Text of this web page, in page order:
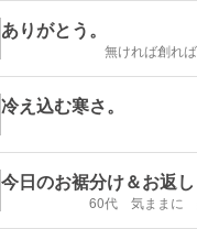
ありがとう。
無ければ創れ
冷え込む寒さ。
今日のお裾分け＆お返
60代 気ままに